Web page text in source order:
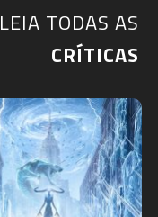
LEIA TODAS AS
CRÍTICAS​